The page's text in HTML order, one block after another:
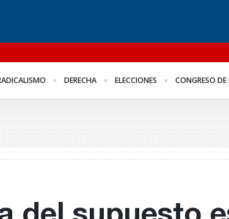
DERECHA ELECCIONES CONGRESO
de
pública
el empleo público y